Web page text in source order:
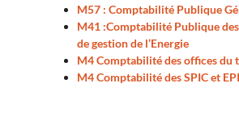
M57 : Comptabilité Publique
M41 :Comptabilité Publique
de gestion de l’Energie
M4 Comptabilité des offices du
M4 Comptabilité des SPIC et